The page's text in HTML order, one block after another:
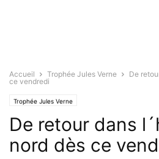
Accueil Trophée Jules Verne
De
ce vendredi
Trophée Jules Verne
De retour dans
nord dès ce